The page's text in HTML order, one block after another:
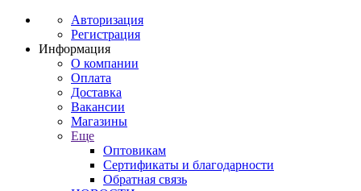
Авторизация
Регистрация
Информация
О компании
Оплата
Доставка
Вакансии
Магазины
Еще
Оптовикам
Сертификаты и благодарности
Обратная связь